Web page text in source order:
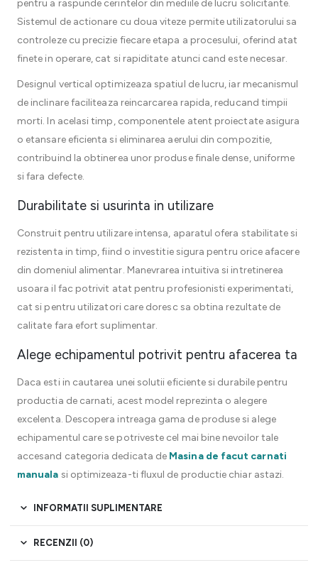
pentru a raspunde cerintelor din mediile de lucru solicitante.
Sistemul de actionare cu doua viteze permite utilizatorului sa
controleze cu precizie fiecare etapa a procesului, oferind atat
finete in operare, cat si rapiditate atunci cand este necesar.
Designul vertical optimizeaza spatiul de lucru, iar mecanismul
de inclinare faciliteaza reincarcarea rapida, reducand timpii
morti. In acelasi timp, componentele atent proiectate asigura
o etansare eficienta si eliminarea aerului din compozitie,
contribuind la obtinerea unor produse finale dense, uniforme
si fara defecte.
Durabilitate si usurinta in utilizare
Construit pentru utilizare intensa, aparatul ofera stabilitate si
rezistenta in timp, fiind o investitie sigura pentru orice afacere
din domeniul alimentar. Manevrarea intuitiva si intretinerea
usoara il fac potrivit atat pentru profesionisti experimentati,
cat si pentru utilizatori care doresc sa obtina rezultate de
calitate fara efort suplimentar.
Alege echipamentul potrivit pentru afacerea ta
Daca esti in cautarea unei solutii eficiente si durabile pentru
productia de carnati, acest model reprezinta o alegere
excelenta. Descopera intreaga gama de produse si alege
echipamentul care se potriveste cel mai bine nevoilor tale
accesand categoria dedicata de Masina de facut carnati
manuala si optimizeaza-ti fluxul de productie chiar astazi.
INFORMATII SUPLIMENTARE
RECENZII (0)